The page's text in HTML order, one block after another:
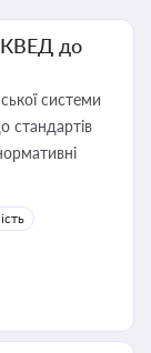
КВЕД до
системи
стандартів